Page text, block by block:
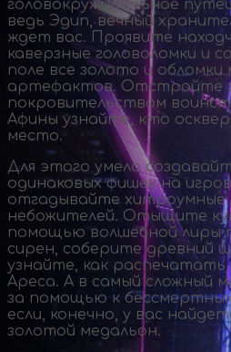
головокружительное
ведь Эдип, вечный
ждет вас. Проявите
каверзные головоломки и
поле все золото и
артефактов. Отстройте
покровительством
Афины узнайте, кто
место.
Для этого умело
одинаковых фишек на
отгадывайте хитроумные
небожителей. Отыщите
помощью волшебной лиры
сирен, соберите древний
узнайте, как
Ареса. А в самый сложный
за помощью к
если, конечно, у вас
золотой медальон.